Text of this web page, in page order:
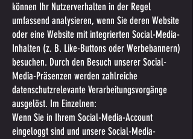
können Ihr Nutzerverhalten in der Regel
umfassend analysieren, wenn Sie deren Website
oder eine Website mit integrierten Social-Media-
Inhalten (z. B. Like-Buttons oder Werbebannern)
besuchen. Durch den Besuch unserer Social-
Media-Präsenzen werden zahlreiche
datenschutzrelevante Verarbeitungsvorgänge
ausgelöst. Im Einzelnen:
Wenn Sie in Ihrem Social-Media-Account
eingeloggt sind und unsere Social-Media-